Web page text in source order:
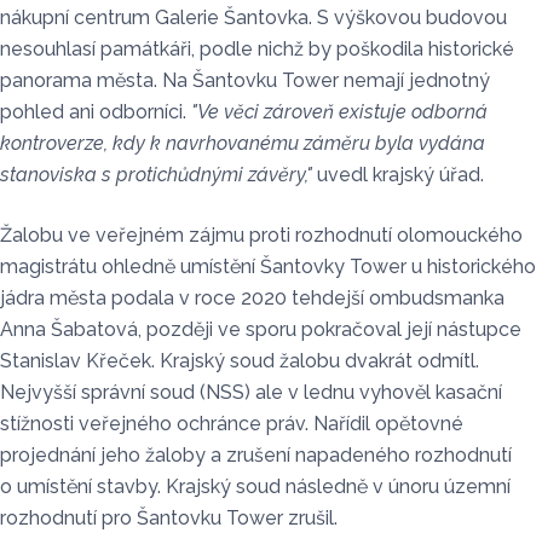
nákupní centrum Galerie Šantovka. S výškovou budovou
nesouhlasí památkáři, podle nichž by poškodila historické
panorama města. Na Šantovku Tower nemají jednotný
pohled ani odborníci. "Ve věci zároveň existuje odborná
kontroverze, kdy k navrhovanému záměru byla vydána
stanoviska s protichůdnými závěry," uvedl krajský úřad.
Žalobu ve veřejném zájmu proti rozhodnutí olomouckého
magistrátu ohledně umístění Šantovky Tower u historického
jádra města podala v roce 2020 tehdejší ombudsmanka
Anna Šabatová, později ve sporu pokračoval její nástupce
Stanislav Křeček. Krajský soud žalobu dvakrát odmítl.
Nejvyšší správní soud (NSS) ale v lednu vyhověl kasační
stížnosti veřejného ochránce práv. Nařídil opětovné
projednání jeho žaloby a zrušení napadeného rozhodnutí
o umístění stavby. Krajský soud následně v únoru územní
rozhodnutí pro Šantovku Tower zrušil.